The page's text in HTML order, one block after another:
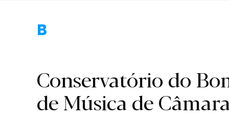
Braga.
Conservatório do
de Música de